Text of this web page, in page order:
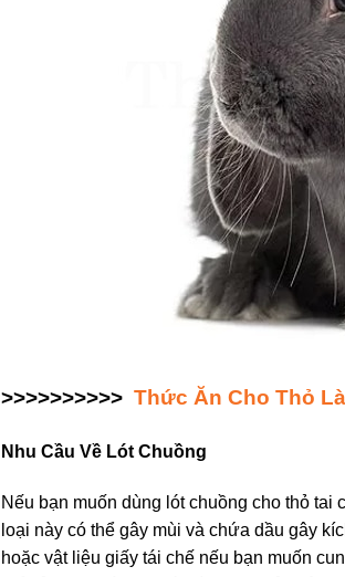
>>>>>>>>>> Thức Ăn Cho Thỏ
Nhu Cầu Về Lót Chuồng
Nếu bạn muốn dùng lót chuồng cho thỏ tai
loại này có thể gây mùi và chứa dầu gây
hoặc vật liệu giấy tái chế nếu bạn muốn